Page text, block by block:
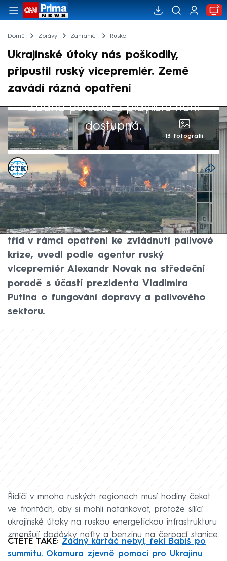
Domů Zprávy Zahraničí Rusko
Ukrajinské útoky nás poškodily,
připustil ruský vicepremiér. Země
zavádí rázná opatření
Žádná položka z playlistu není
dostupná.
13 fotografií
ČTK
8. čvc 2026, 17:43
Rusko zavedlo zákaz vývozu nafty, tento
měsíc začne dovážet pohonné hmoty a
zvyšuje výrobu paliv nižších ekologických
tříd v rámci opatření ke zvládnutí palivové
krize, uvedl podle agentur ruský
vicepremiér Alexandr Novak na středeční
poradě s účastí prezidenta Vladimira
Putina o fungování dopravy a palivového
sektoru.
Řidiči v mnoha ruských regionech musí hodiny čekat
ve frontách, aby si mohli natankovat, protože sílící
ukrajinské útoky na ruskou energetickou infrastrukturu
zmenšují dodávky nafty a benzinu na čerpací stanice.
ČTĚTE TAKÉ: Žádný kartáč nebyl, řekl Babiš po
summitu. Okamura zjevně pomoci pro Ukrajinu